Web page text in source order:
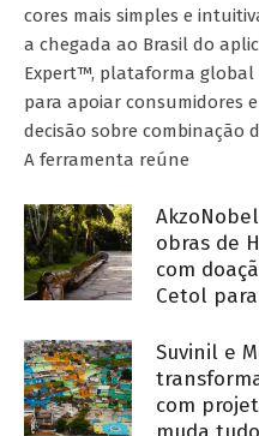
cores mais simples e
a chegada ao Brasil do
Expert™, plataforma global
para apoiar consumidores
decisão sobre combinação
A ferramenta reúne
obras de
com
Cetol
Suvinil e
com